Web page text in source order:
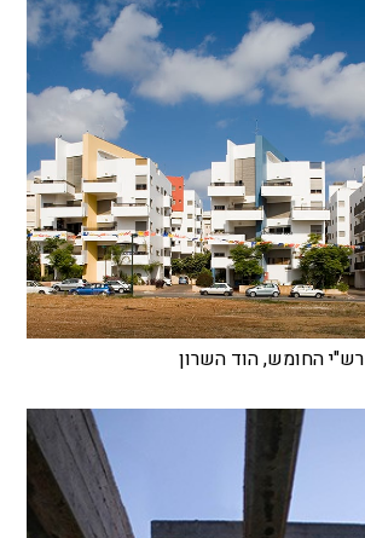
רש"י החומש, הוד השרון